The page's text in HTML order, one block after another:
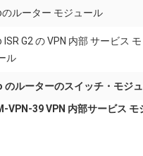
ルーター モジュール
ISR G2 の VPN 内部 サービス モ
ル
のルーターのスイッチ・モジ
VPN-39 VPN 内部サービス モ